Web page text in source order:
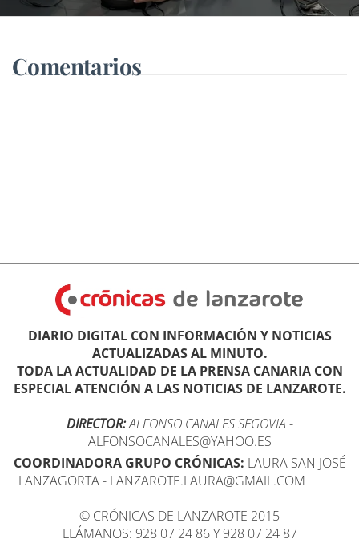
Dolores Corujo estaba en un fiesta
pleno"
Comentarios
DIARIO DIGITAL CON INFORMACIÓN Y NOTICIAS
ACTUALIZADAS AL MINUTO.
TODA LA ACTUALIDAD DE LA PRENSA CANARIA CON
ESPECIAL ATENCIÓN A LAS NOTICIAS DE LANZAROTE.
DIRECTOR:ALFONSO CANALES SEGOVIA -
ALFONSOCANALES@YAHOO.ES
COORDINADORA GRUPO CRÓNICAS: LAURA SAN JOSÉ
LANZAGORTA - LANZAROTE.LAURA@GMAIL.COM
© CRÓNICAS DE LANZAROTE 2015
LLÁMANOS: 928 07 24 86 Y 928 07 24 87